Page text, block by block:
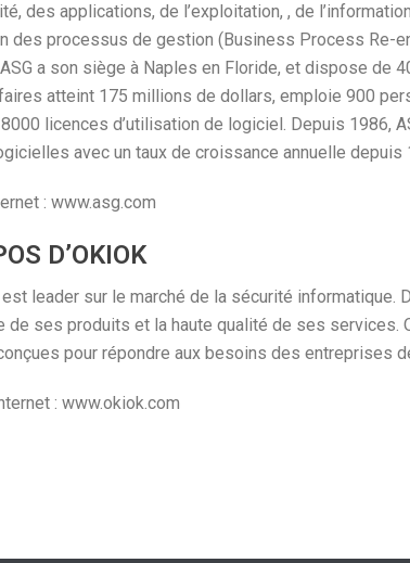
des applications, de l’exploitation, , de
des processus de gestion (Business Process Re-
a son siège à Naples en Floride, et dispose de
atteint 175 millions de dollars, emploie 900
licences d’utilisation de logiciel. Depuis 1986,
avec un taux de croissance annuelle depuis
: www.asg.com
D’OKIOK
leader sur le marché de la sécurité informatique.
de ses produits et la haute qualité de ses
pour répondre aux besoins des entreprises
: www.okiok.com